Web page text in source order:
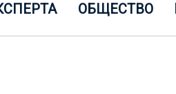
ОБЩЕСТВО